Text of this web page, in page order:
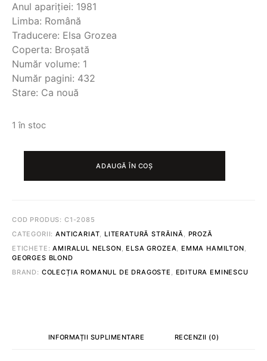
Anul apariției: 1981
Limba: Română
Traducere: Elsa Grozea
Coperta: Broșată
Număr volume: 1
Număr pagini: 432
Stare: Ca nouă
1 în stoc
ADAUGĂ ÎN COȘ
COD PRODUS: C1-2085
CATEGORII:ANTICARIAT, LITERATURĂ STRĂINĂ, PROZĂ
ETICHETE:AMIRALUL NELSON,ELSA GROZEA,EMMA HAMILTON,
GEORGES BLOND
BRAND: COLECȚIA ROMANUL DE DRAGOSTE , EDITURA EMINESCU
INFORMAȚII SUPLIMENTARE RECENZII (0)